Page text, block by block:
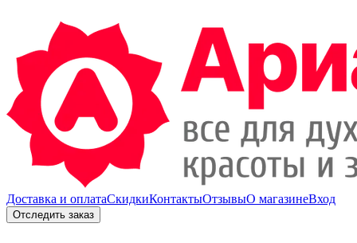
Доставка и оплатаСкидкиКонтактыОтзывыО магазинеВход
Отследить заказ